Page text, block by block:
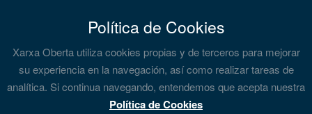
Política de Cookies
Xarxa Oberta utiliza cookies propias y de terceros para mejorar
su experiencia en la navegación, así como realizar tareas de
analítica. Si continua navegando, entendemos que acepta nuestra
Política de Cookies
Acerca de Xarxa Oberta